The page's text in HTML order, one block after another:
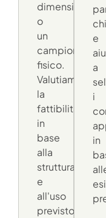
dimensioni
o
un
campione
fisico.
Valutiamo
la
fattibilità
in
base
alla
struttura
e
all'uso
previsto.
e
a
i
in